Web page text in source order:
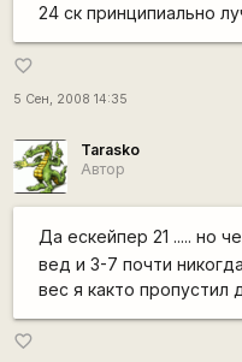
24 ск принципиально
favorite_border
5 Сен, 2008 14:35
Tarasko
Автор
Да ескейпер 21 ..... но
вед и 3-7 почти
вес я както пропустил
favorite_border